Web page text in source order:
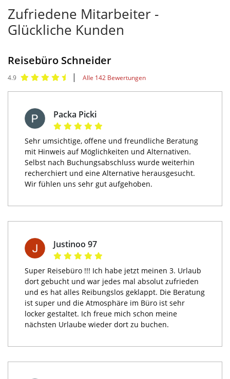
Zufriedene Mitarbeiter -
Glückliche Kunden
Reisebüro Schneider
4.9 | Alle 142 Bewertungen
Packa Picki
Sehr umsichtige, offene und freundliche Beratung
mit Hinweis auf Möglichkeiten und Alternativen.
Selbst nach Buchungsabschluss wurde weiterhin
recherchiert und eine Alternative herausgesucht.
Wir fühlen uns sehr gut aufgehoben.
Justinoo 97
Super Reisebüro !!! Ich habe jetzt meinen 3. Urlaub
dort gebucht und war jedes mal absolut zufrieden
und es hat alles Reibungslos geklappt. Die Beratung
ist super und die Atmosphäre im Büro ist sehr
locker gestaltet. Ich freue mich schon meine
nächsten Urlaube wieder dort zu buchen.